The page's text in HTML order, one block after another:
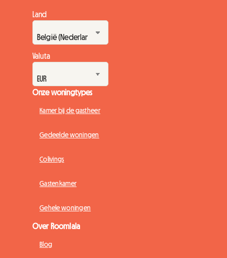
Land
Valuta
Onze woningtypes
Kamer bij de gastheer
Gedeelde woningen
Colivings
Gastenkamer
Gehele woningen
Over Roomlala
Blog